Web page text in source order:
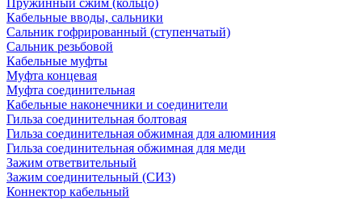
Пружинный сжим (кольцо)
Кабельные вводы, сальники
Сальник гофрированный (ступенчатый)
Сальник резьбовой
Кабельные муфты
Муфта концевая
Муфта соединительная
Кабельные наконечники и соединители
Гильза соединительная болтовая
Гильза соединительная обжимная для алюминия
Гильза соединительная обжимная для меди
Зажим ответвительный
Зажим соединительный (СИЗ)
Коннектор кабельный